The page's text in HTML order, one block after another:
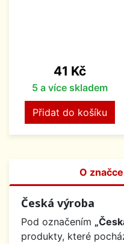
Cena
41 Kč
5 a více skladem
Přidat do košíku
O
Česká výroba
Pod označením
produkty, které